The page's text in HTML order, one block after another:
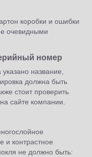
коробки и ошибки
очевидными
номер
название,
должна быть
стоит проверить
сайте компании.
и контрастное
не должно быть: